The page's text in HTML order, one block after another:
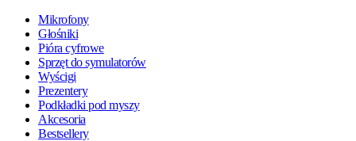
Mikrofony
Głośniki
Pióra cyfrowe
Sprzęt do symulatorów
Wyścigi
Prezentery
Podkładki pod myszy
Akcesoria
Bestsellery